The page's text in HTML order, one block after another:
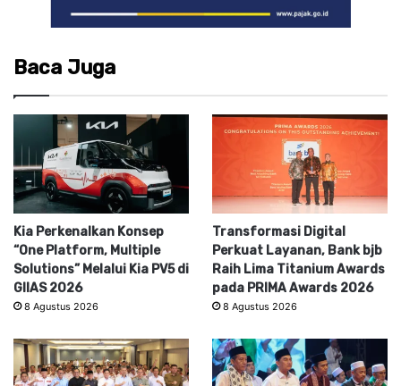
Baca Juga
Kia Perkenalkan Konsep
“One Platform, Multiple
Solutions” Melalui Kia PV5 di
GIIAS 2026
8 Agustus 2026
Transformasi Digital
Perkuat Layanan, Bank bjb
Raih Lima Titanium Awards
pada PRIMA Awards 2026
8 Agustus 2026